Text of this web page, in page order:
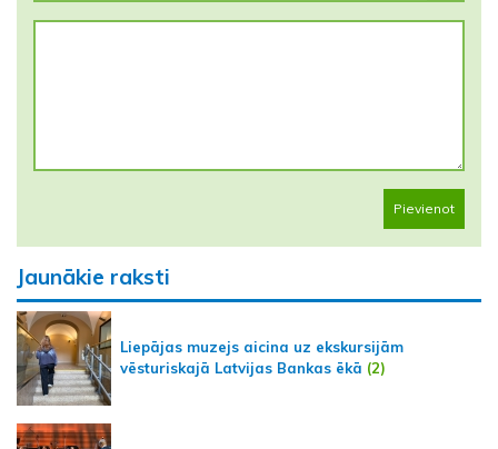
Pievienot
Jaunākie raksti
Liepājas muzejs aicina uz ekskursijām
vēsturiskajā Latvijas Bankas ēkā (2)